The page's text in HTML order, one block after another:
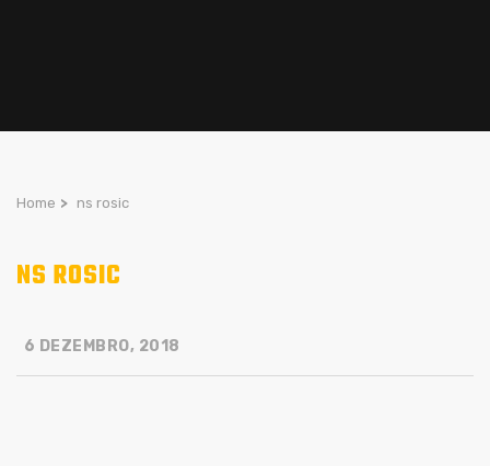
Home > ns rosic
NS ROSIC
6 DEZEMBRO, 2018